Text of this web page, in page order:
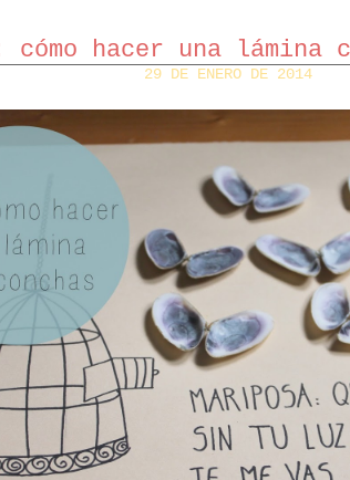
cómo hacer una lámina
29 DE ENERO DE 2014